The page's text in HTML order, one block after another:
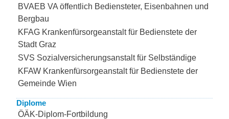
BVAEB VA öffentlich Bediensteter, Eisenbahnen und
Bergbau
KFAG Krankenfürsorgeanstalt für Bedienstete der
Stadt Graz
SVS Sozialversicherungsanstalt für Selbständige
KFAW Krankenfürsorgeanstalt für Bedienstete der
Gemeinde Wien
Diplome
ÖÄK-Diplom-Fortbildung